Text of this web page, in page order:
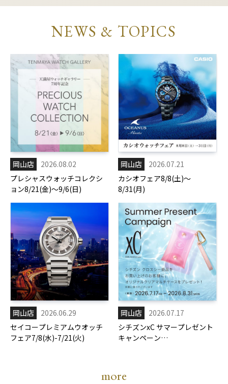
NEWS & TOPICS
岡山店
2026.08.02
プレシャスウォッチコレクシ
ョン8/21(金)～9/6(日)
岡山店
2026.07.21
カシオフェア8/8(土)～
8/31(月)
岡山店
2026.06.29
セイコープレミアムウオッチ
フェア7/8(水)-7/21(火)
岡山店
2026.07.17
シチズンxC サマープレゼント
キャンペーン
more